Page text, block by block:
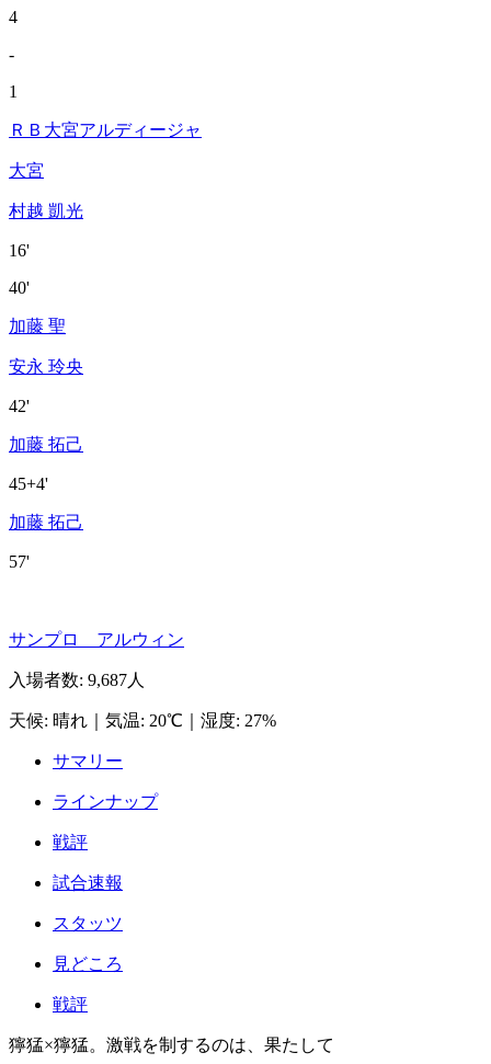
4
-
1
ＲＢ大宮アルディージャ
大宮
村越 凱光
16'
40'
加藤 聖
安永 玲央
42'
加藤 拓己
45+4'
加藤 拓己
57'
サンプロ アルウィン
入場者数: 9,687人
天候: 晴れ 気温: 20℃ 湿度: 27%
サマリー
ラインナップ
戦評
試合速報
スタッツ
見どころ
戦評
獰猛×獰猛。激戦を制するのは、果たして